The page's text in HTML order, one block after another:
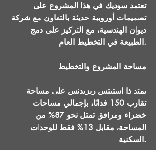
تعتمد سوديك في هذا المشروع على
تصميمات أوروبية حديثة بالتعاون مع شركة
ديوان الهندسية، مع التركيز على دمج
الطبيعة في التخطيط العام.
مساحة المشروع والتخطيط
يمتد ذا استيتس ريزيدنس على مساحة
تقارب 150 فدانًا، بإجمالي مساحات
خضراء ومرافق تمثل نحو 87% من
المساحة، مقابل 13% فقط للوحدات
السكنية.